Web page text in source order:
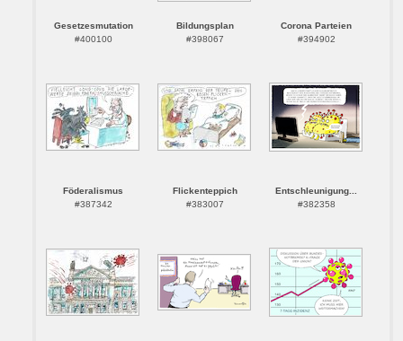
Gesetzesmutation
#400100
Bildungsplan
#398067
Corona Parteien
#394902
Föderalismus
#387342
Flickenteppich
#383007
Entschleunigung...
#382358